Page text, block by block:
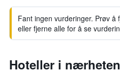
Fant ingen vurderinger. Prøv å
eller fjerne alle for å se
Hoteller i nærheten